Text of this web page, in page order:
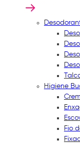
Higiene
Fio